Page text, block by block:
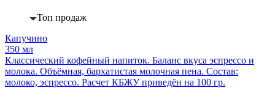
Топ продаж
Капучино
350 мл
Классический кофейный напиток. Баланс вкуса эспрессо и
молока. Объёмная, бархатистая молочная пена. Состав:
молоко, эспрессо. Расчет КБЖУ приведён на 100 гр.